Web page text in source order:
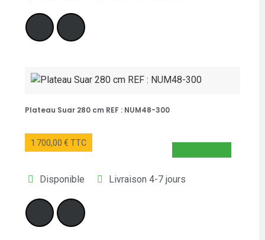
Plateau Suar 280 cm REF : NUM48-300
1 700,00 € TTC
Disponible Livraison 4-7 jours